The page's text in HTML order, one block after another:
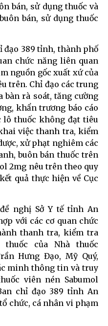
bán, sử dụng thuốc và
bán, sử dụng thuốc
đạo 389 tỉnh, thành phố
chức năng liên quan
nguồn gốc xuất xứ của
trên. Chỉ đạo các trung
rà soát, tăng cường
khẩn trương báo cáo
thuốc không đạt tiêu
việc thanh tra, kiểm
xử phạt nghiêm các
buôn bán thuốc trên
2mg nêu trên theo quy
quả thực hiện về Cục
nghị Sở Y tế tỉnh An
với các cơ quan chức
thanh tra, kiểm tra
của Nhà thuốc
Hưng Đạo, Mỹ Quý,
minh thông tin và truy
viên nén Sabumol
chỉ đạo 389 tỉnh An
chức, cá nhân vi phạm